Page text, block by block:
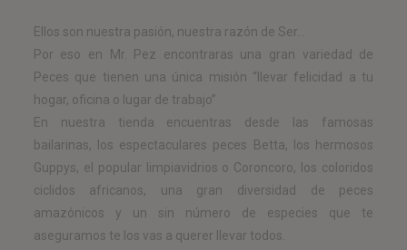
Ellos son nuestra pasión, nuestra razón de Ser…
Por eso en Mr. Pez encontraras una gran variedad de
Peces que tienen una única misión “llevar felicidad a tu
hogar, oficina o lugar de trabajo”
En nuestra tienda encuentras desde las famosas
bailarinas, los espectaculares peces Betta, los hermosos
Guppys, el popular limpiavidrios o Coroncoro, los coloridos
ciclidos africanos, una gran diversidad de peces
amazónicos y un sin número de especies que te
aseguramos te los vas a querer llevar todos.